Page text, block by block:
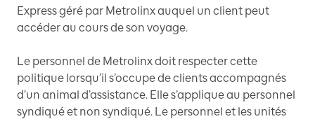
Express géré par Metrolinx auquel un client peut
accéder au cours de son voyage.
Le personnel de Metrolinx doit respecter cette
politique lorsqu’il s’occupe de clients accompagnés
d’un animal d’assistance. Elle s’applique au personnel
syndiqué et non syndiqué. Le personnel et les unités